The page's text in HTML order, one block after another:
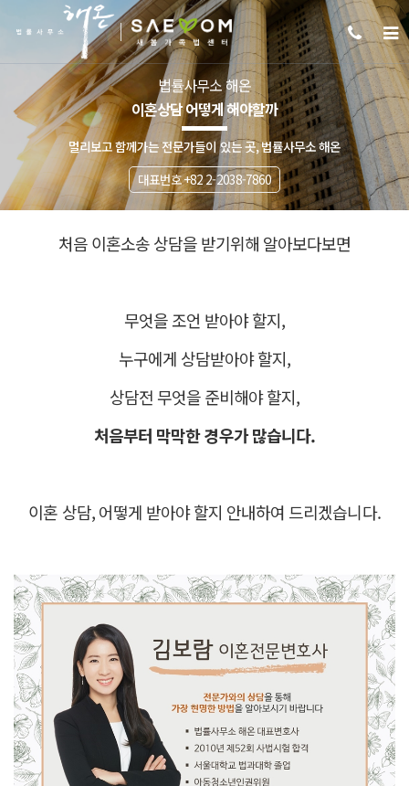
법률사무소 해온
이혼상담 어떻게 해야할까
멀리보고 함께가는 전문가들이 있는 곳, 법률사무소 해온
대표번호 +82 2-2038-7860
처음 이혼소송 상담을 받기위해 알아보다보면
무엇을 조언 받아야 할지,
누구에게 상담받아야 할지,
상담전 무엇을 준비해야 할지,
처음부터 막막한 경우가 많습니다.
이혼 상담, 어떻게 받아야 할지 안내하여 드리겠습니다.